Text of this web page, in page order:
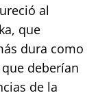
al
que
dura como
deberían
de la